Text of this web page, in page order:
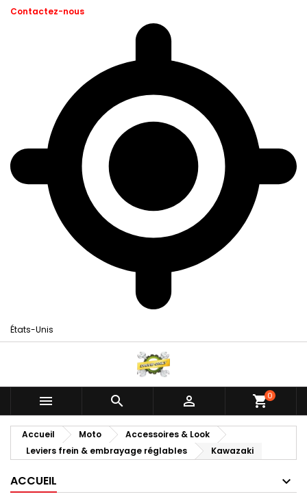
Contactez-nous
États-Unis
   shopping_cart0
Accueil Moto
Accessoires & Look
Leviers frein & embrayage réglables
Kawazaki
ACCUEIL